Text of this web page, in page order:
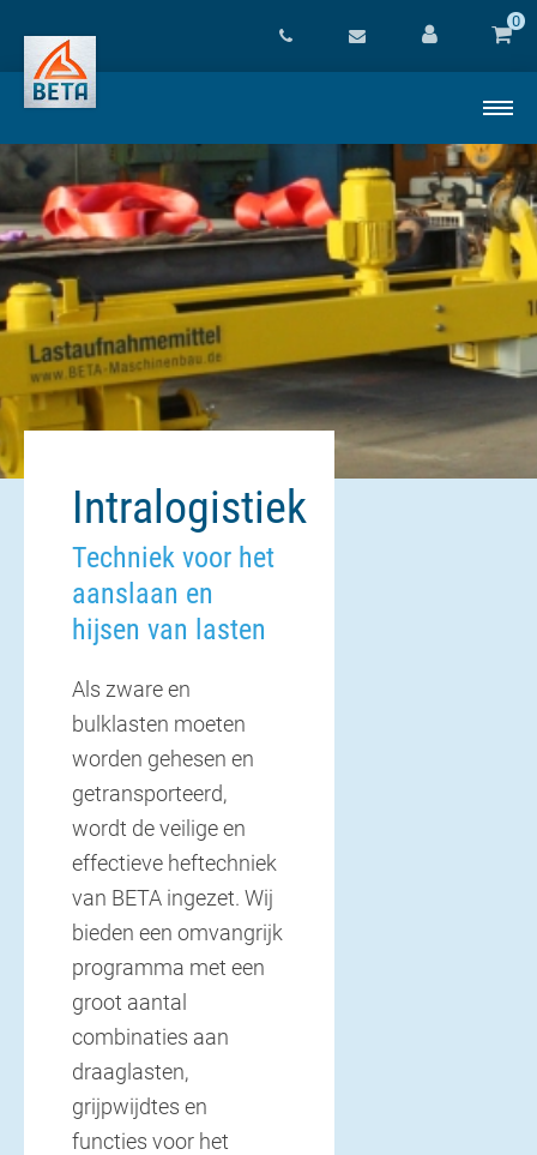
0
Intralogistiek
Techniek voor het
aanslaan en
hijsen van lasten
Als zware en
bulklasten moeten
worden gehesen en
getransporteerd,
wordt de veilige en
effectieve heftechniek
van BETA ingezet. Wij
bieden een omvangrijk
programma met een
groot aantal
combinaties aan
draaglasten,
grijpwijdtes en
functies voor het